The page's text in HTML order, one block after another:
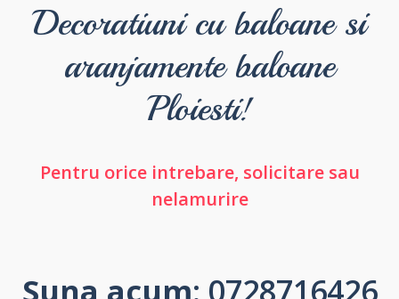
Decoratiuni cu baloane si
aranjamente baloane
Ploiesti!
Pentru orice intrebare, solicitare sau
nelamurire